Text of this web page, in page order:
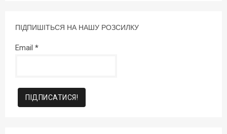
ПІДПИШІТЬСЯ НА НАШУ РОЗСИЛКУ
Email *